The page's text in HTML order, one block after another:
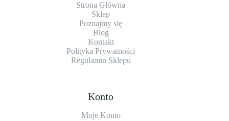
Strona Główna
Sklep
Poznajmy się
Blog
Kontakt
Polityka Prywatności
Regulamin Sklepu
Konto
Moje Konto